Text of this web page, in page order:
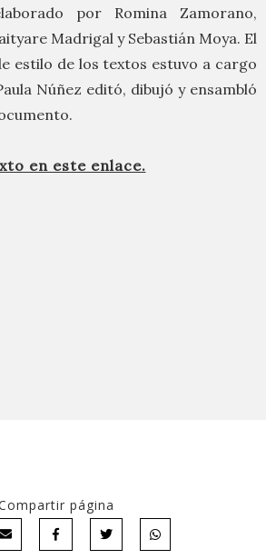
por Romina Zamorano,
Madrigal y Sebastián Moya. El
estilo de los textos estuvo a cargo
Núñez editó, dibujó y ensambló
en este enlace.
página